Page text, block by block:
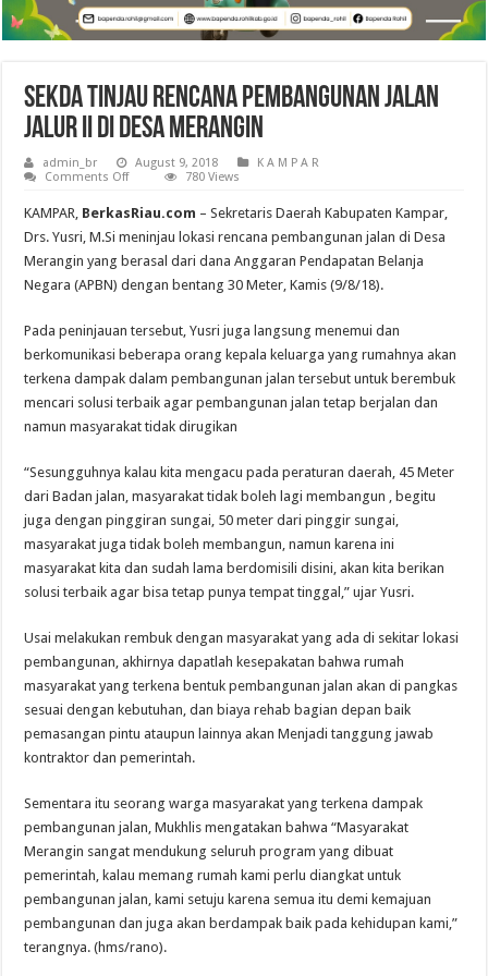
Sekda Tinjau Rencana Pembangunan Jalan
Jalur II di Desa Merangin
admin_br August 9, 2018
K A M P A R
Comments Offon
Tinjau
Rencana
Pembangunan
Jalan
Jalur
di
780 Views
KAMPAR, BerkasRiau.com – Sekretaris Daerah Kabupaten Kampar,
Drs. Yusri, M.Si meninjau lokasi rencana pembangunan jalan di Desa
Merangin yang berasal dari dana Anggaran Pendapatan Belanja
Negara (APBN) dengan bentang 30 Meter, Kamis (9/8/18).
Pada peninjauan tersebut, Yusri juga langsung menemui dan
berkomunikasi beberapa orang kepala keluarga yang rumahnya akan
terkena dampak dalam pembangunan jalan tersebut untuk berembuk
mencari solusi terbaik agar pembangunan jalan tetap berjalan dan
namun masyarakat tidak dirugikan
“Sesungguhnya kalau kita mengacu pada peraturan daerah, 45 Meter
dari Badan jalan, masyarakat tidak boleh lagi membangun , begitu
juga dengan pinggiran sungai, 50 meter dari pinggir sungai,
masyarakat juga tidak boleh membangun, namun karena ini
masyarakat kita dan sudah lama berdomisili disini, akan kita berikan
solusi terbaik agar bisa tetap punya tempat tinggal,” ujar Yusri.
Usai melakukan rembuk dengan masyarakat yang ada di sekitar lokasi
pembangunan, akhirnya dapatlah kesepakatan bahwa rumah
masyarakat yang terkena bentuk pembangunan jalan akan di pangkas
sesuai dengan kebutuhan, dan biaya rehab bagian depan baik
pemasangan pintu ataupun lainnya akan Menjadi tanggung jawab
kontraktor dan pemerintah.
Sementara itu seorang warga masyarakat yang terkena dampak
pembangunan jalan, Mukhlis mengatakan bahwa “Masyarakat
Merangin sangat mendukung seluruh program yang dibuat
pemerintah, kalau memang rumah kami perlu diangkat untuk
pembangunan jalan, kami setuju karena semua itu demi kemajuan
pembangunan dan juga akan berdampak baik pada kehidupan kami,”
terangnya. (hms/rano).